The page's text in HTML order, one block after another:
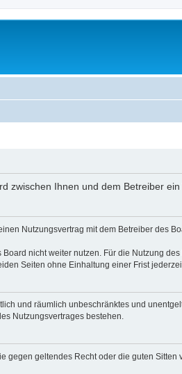
zwischen Ihnen und dem Betreiber
Nutzungsvertrag mit dem Betreiber des
nicht weiter nutzen. Für die Nutzung
Seiten ohne Einhaltung einer Frist
und räumlich unbeschränktes und
Nutzungsvertrages bestehen.
geltendes Recht oder die guten